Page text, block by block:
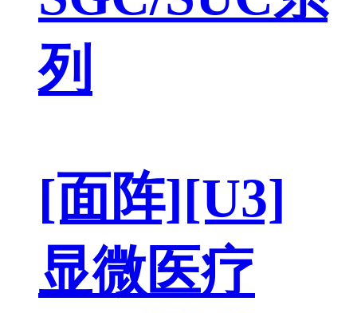
列
[面阵][U3]
显微医疗